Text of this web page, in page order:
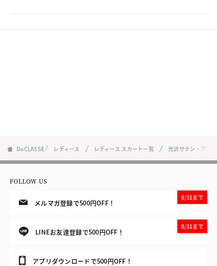
DoCLASSE レディース レディース スカート一覧 光沢サテン・アコ
FOLLOW US
メルマガ登録で500円OFF！
8/31まで
LINEお友達登録で500円OFF！
8/31まで
アプリダウンロードで500円OFF！